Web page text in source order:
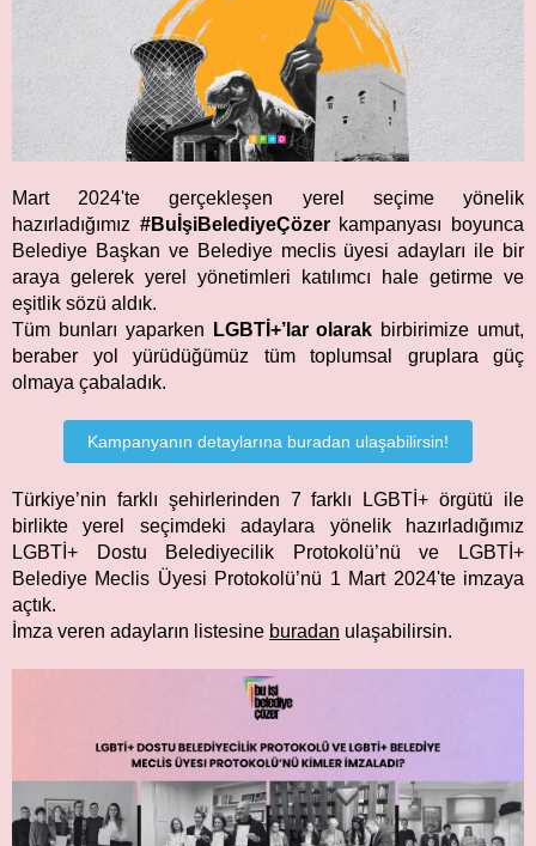
Mart 2024'te gerçekleşen yerel seçime yönelik
hazırladığımız #BuİşiBelediyeÇözerkampanyası boyunca
Belediye Başkan ve Belediye meclis üyesi adayları ile bir
araya gelerek yerel yönetimleri katılımcı hale getirme ve
eşitlik sözü aldık.
Tüm bunları yaparken
LGBTİ+’lar olarak birbirimize umut,
beraber yol yürüdüğümüz tüm toplumsal gruplara güç
olmaya çabaladık.
Kampanyanın detaylarına buradan ulaşabilirsin!
Türkiye’nin farklı şehirlerinden 7 farklı LGBTİ+ örgütü ile
birlikte yerel seçimdeki adaylara yönelik hazırladığımız
LGBTİ+ Dostu Belediyecilik Protokolü’nü ve LGBTİ+
Belediye Meclis Üyesi Protokolü’nü 1 Mart 2024'te imzaya
açtık.
İmza veren adayların listesine buradan ulaşabilirsin.